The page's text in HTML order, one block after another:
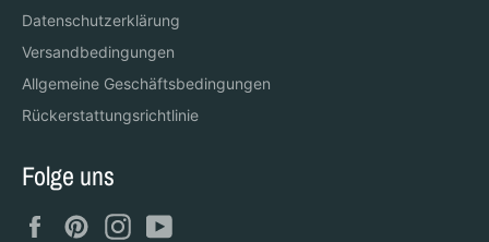
Datenschutzerklärung
Versandbedingungen
Allgemeine Geschäftsbedingungen
Rückerstattungsrichtlinie
Folge uns
FacebookPinterestInstagram